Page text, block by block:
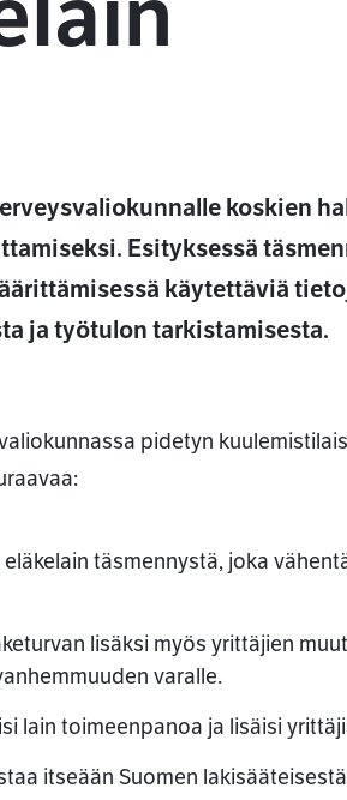
koskien
Esityksessä
käytettäviä
ja työtulon tarkistamisesta.
pidetyn
täsmennystä, joka
lisäksi myös yrittäjien
varalle.
lain toimeenpanoa ja lisäisi
itseään Suomen